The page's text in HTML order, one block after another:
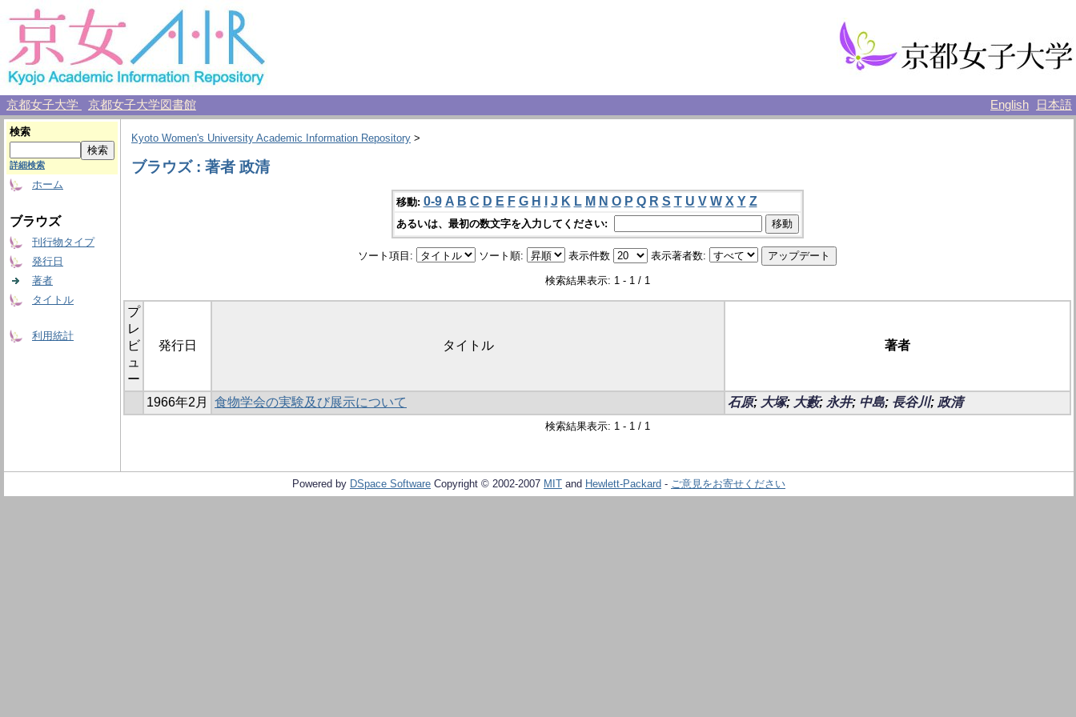
京都女子大学 京都女子大学図書館 English 日本語
検索
詳細検索
ホーム
ブラウズ
刊行物タイプ
発行日
著者
タイトル
利用統計
Kyoto Women's University Academic Information Repository >
ブラウズ : 著者 政清
移動: 0-9 A B C D E F G H J K L M N O P Q R S T U V W X Y Z
あるいは、最初の数文字を入力してください:
ソート項目: ソート順: 表示件数 表示著者数:
検索結果表示: 1 - 1 / 1
プ
レ
ビ
ュ
ー
発行日 タイトル 著者
1966年2月 食物学会の実験及び展示について 石原; 大塚; 大藪; 永井; 中島; 長谷川; 政清
検索結果表示: 1 - 1 / 1
Powered by DSpace Software Copyright © 2002-2007 MIT and Hewlett-Packard - ご意見をお寄せください